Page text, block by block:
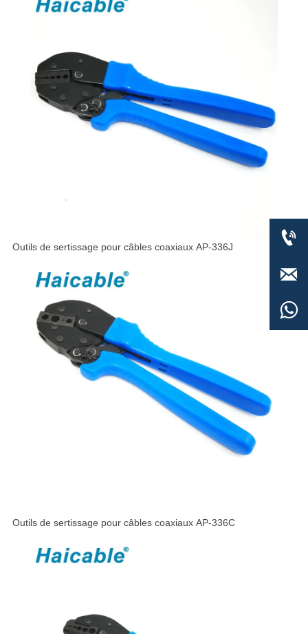
Outils de sertissage pour câbles coaxiaux AP-336J
Outils de sertissage pour câbles coaxiaux AP-336C


